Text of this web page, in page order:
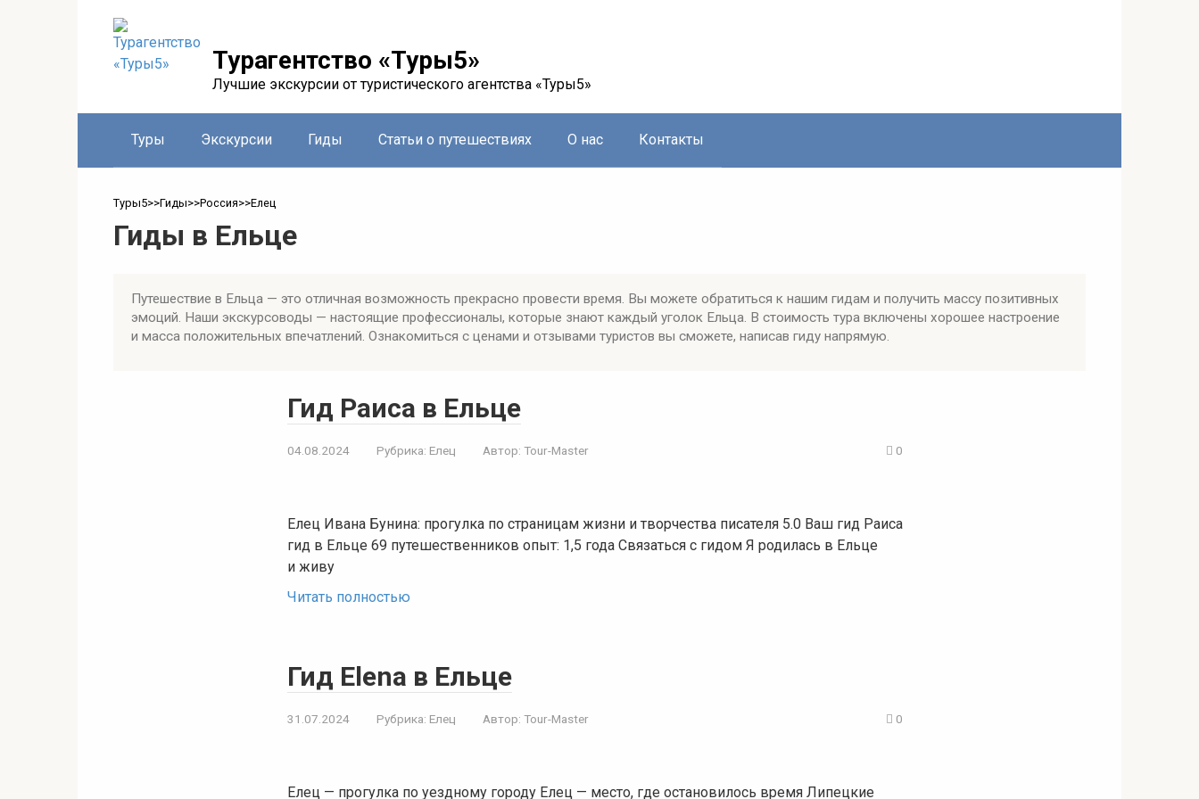
Турагентство «Туры5»
Лучшие экскурсии от туристического агентства «Туры5»
Туры Экскурсии Гиды Статьи о путешествиях О нас Контакты
Туры5>>Гиды>>Россия>>Елец
Гиды в Ельце
Путешествие в Ельца — это отличная возможность прекрасно провести время. Вы можете обратиться к нашим гидам и получить массу позитивных
эмоций. Наши экскурсоводы — настоящие профессионалы, которые знают каждый уголок Ельца. В стоимость тура включены хорошее настроение
и масса положительных впечатлений. Ознакомиться с ценами и отзывами туристов вы сможете, написав гиду напрямую.
Гид Раиса в Ельце
04.08.2024 Рубрика: Елец Автор: Tour-Master 0
Елец Ивана Бунина: прогулка по страницам жизни и творчества писателя 5.0 Ваш гид Раиса
гид в Ельце 69 путешественников опыт: 1,5 года Связаться с гидом Я родилась в Ельце
и живу
Читать полностью
Гид Elena в Ельце
31.07.2024 Рубрика: Елец Автор: Tour-Master 0
Елец — прогулка по уездному городу Елец — место, где остановилось время Липецкие